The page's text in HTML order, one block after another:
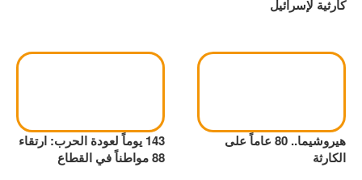
كارثية لإسرائيل
هيروشيما.. 80 عاماً على
الكارثة
143 يوماً لعودة الحرب: ارتقاء
88 مواطناً في القطاع